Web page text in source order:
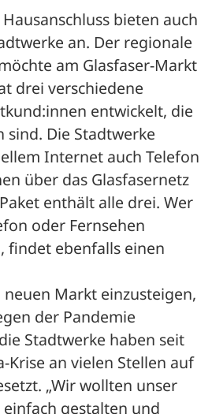
bieten auch
an. Der regionale
am Glasfaser-Markt
drei verschiedene
entwickelt, die
Die Stadtwerke
Internet auch Telefon
über das Glasfasernetz
enthält alle drei. Wer
oder Fernsehen
findet ebenfalls einen
neuen Markt einzusteigen,
der Pandemie
Stadtwerke haben seit
Krise an vielen Stellen auf
„Wir wollten unser
gestalten und